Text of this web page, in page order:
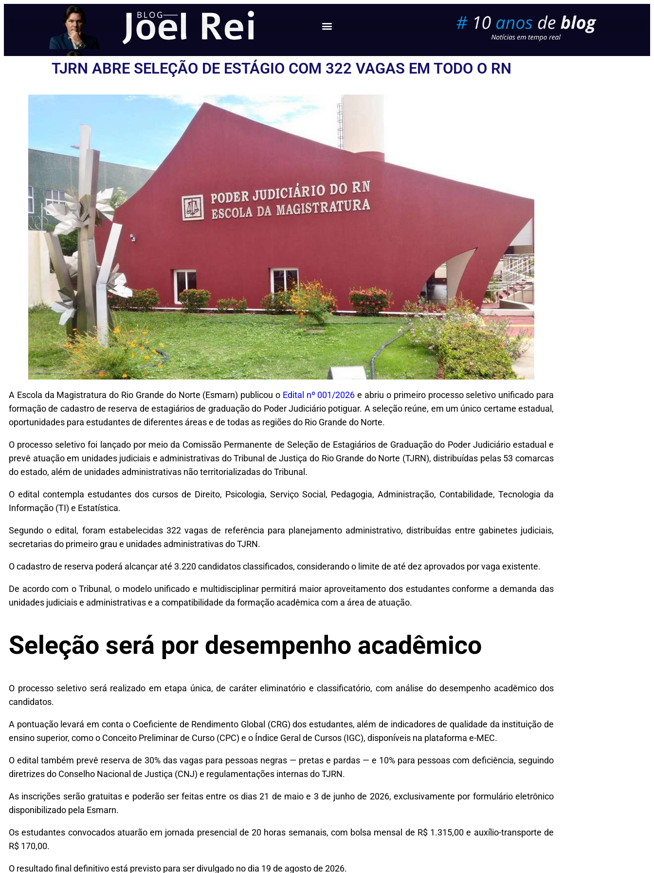
TJRN ABRE SELEÇÃO DE ESTÁGIO COM 322 VAGAS EM TODO O RN
A Escola da Magistratura do Rio Grande do Norte (Esmarn) publicou o Edital nº 001/2026 e abriu o primeiro processo seletivo unificado para
formação de cadastro de reserva de estagiários de graduação do Poder Judiciário potiguar. A seleção reúne, em um único certame estadual,
oportunidades para estudantes de diferentes áreas e de todas as regiões do Rio Grande do Norte.
O processo seletivo foi lançado por meio da Comissão Permanente de Seleção de Estagiários de Graduação do Poder Judiciário estadual e
prevê atuação em unidades judiciais e administrativas do Tribunal de Justiça do Rio Grande do Norte (TJRN), distribuídas pelas 53 comarcas
do estado, além de unidades administrativas não territorializadas do Tribunal.
O edital contempla estudantes dos cursos de Direito, Psicologia, Serviço Social, Pedagogia, Administração, Contabilidade, Tecnologia da
Informação (TI) e Estatística.
Segundo o edital, foram estabelecidas 322 vagas de referência para planejamento administrativo, distribuídas entre gabinetes judiciais,
secretarias do primeiro grau e unidades administrativas do TJRN.
O cadastro de reserva poderá alcançar até 3.220 candidatos classificados, considerando o limite de até dez aprovados por vaga existente.
De acordo com o Tribunal, o modelo unificado e multidisciplinar permitirá maior aproveitamento dos estudantes conforme a demanda das
unidades judiciais e administrativas e a compatibilidade da formação acadêmica com a área de atuação.
Seleção será por desempenho acadêmico
O processo seletivo será realizado em etapa única, de caráter eliminatório e classificatório, com análise do desempenho acadêmico dos
candidatos.
A pontuação levará em conta o Coeficiente de Rendimento Global (CRG) dos estudantes, além de indicadores de qualidade da instituição de
ensino superior, como o Conceito Preliminar de Curso (CPC) e o Índice Geral de Cursos (IGC), disponíveis na plataforma e-MEC.
O edital também prevê reserva de 30% das vagas para pessoas negras — pretas e pardas — e 10% para pessoas com deficiência, seguindo
diretrizes do Conselho Nacional de Justiça (CNJ) e regulamentações internas do TJRN.
As inscrições serão gratuitas e poderão ser feitas entre os dias 21 de maio e 3 de junho de 2026, exclusivamente por formulário eletrônico
disponibilizado pela Esmarn.
Os estudantes convocados atuarão em jornada presencial de 20 horas semanais, com bolsa mensal de R$ 1.315,00 e auxílio-transporte de
R$ 170,00.
O resultado final definitivo está previsto para ser divulgado no dia 19 de agosto de 2026.